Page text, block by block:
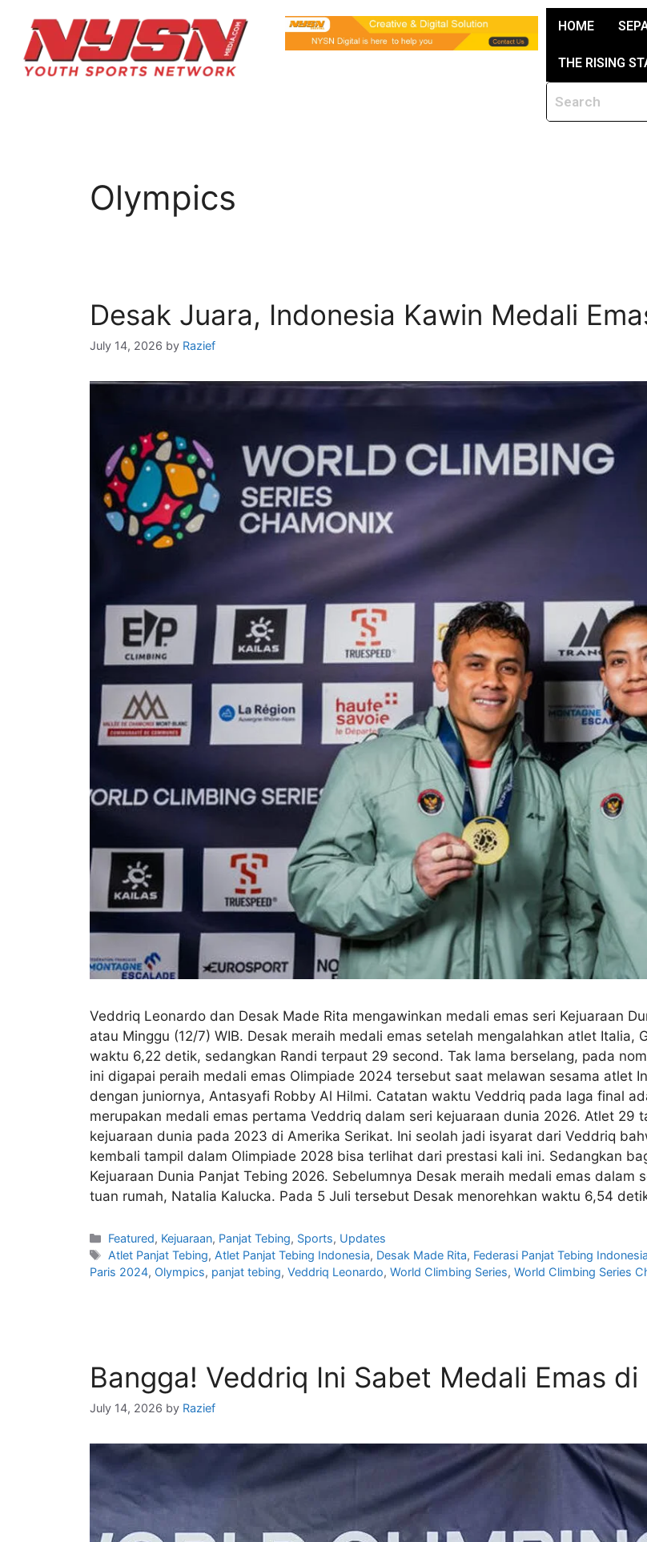
HOME
THE RISING
Olympics
Desak Juara, Indonesia Kawin Medali
July 14, 2026 by Razief
Veddriq Leonardo dan Desak Made Rita mengawinkan medali emas seri Kejuaraan
atau Minggu (12/7) WIB. Desak meraih medali emas setelah mengalahkan atlet Italia,
waktu 6,22 detik, sedangkan Randi terpaut 29 second. Tak lama berselang, pada
ini digapai peraih medali emas Olimpiade 2024 tersebut saat melawan sesama atlet
dengan juniornya, Antasyafi Robby Al Hilmi. Catatan waktu Veddriq pada laga final
merupakan medali emas pertama Veddriq dalam seri kejuaraan dunia 2026. Atlet 29
kejuaraan dunia pada 2023 di Amerika Serikat. Ini seolah jadi isyarat dari Veddriq
kembali tampil dalam Olimpiade 2028 bisa terlihat dari prestasi kali ini. Sedangkan
Kejuaraan Dunia Panjat Tebing 2026. Sebelumnya Desak meraih medali emas
tuan rumah, Natalia Kalucka. Pada 5 Juli tersebut Desak menorehkan waktu 6,54
Featured, Kejuaraan, Panjat Tebing, Sports, Updates
Atlet Panjat Tebing, Atlet Panjat Tebing Indonesia, Desak Made Rita, Federasi Panjat Tebing
Paris 2024, Olympics, panjat tebing, Veddriq Leonardo, World Climbing Series, World Climbing Series
Bangga! Veddriq Ini Sabet Medali Emas di
July 14, 2026 by Razief